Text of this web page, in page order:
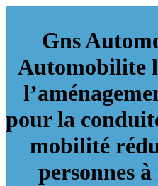
Gns
Automobilite
pour la
mobilité
personnes